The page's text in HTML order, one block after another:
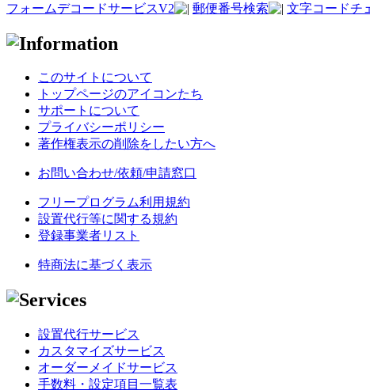
フォームデコードサービスV2 郵便番号検索 文字コードチ
このサイトについて
トップページのアイコンたち
サポートについて
プライバシーポリシー
著作権表示の削除をしたい方へ
お問い合わせ/依頼/申請窓口
フリープログラム利用規約
設置代行等に関する規約
登録事業者リスト
特商法に基づく表示
設置代行サービス
カスタマイズサービス
オーダーメイドサービス
手数料・設定項目一覧表